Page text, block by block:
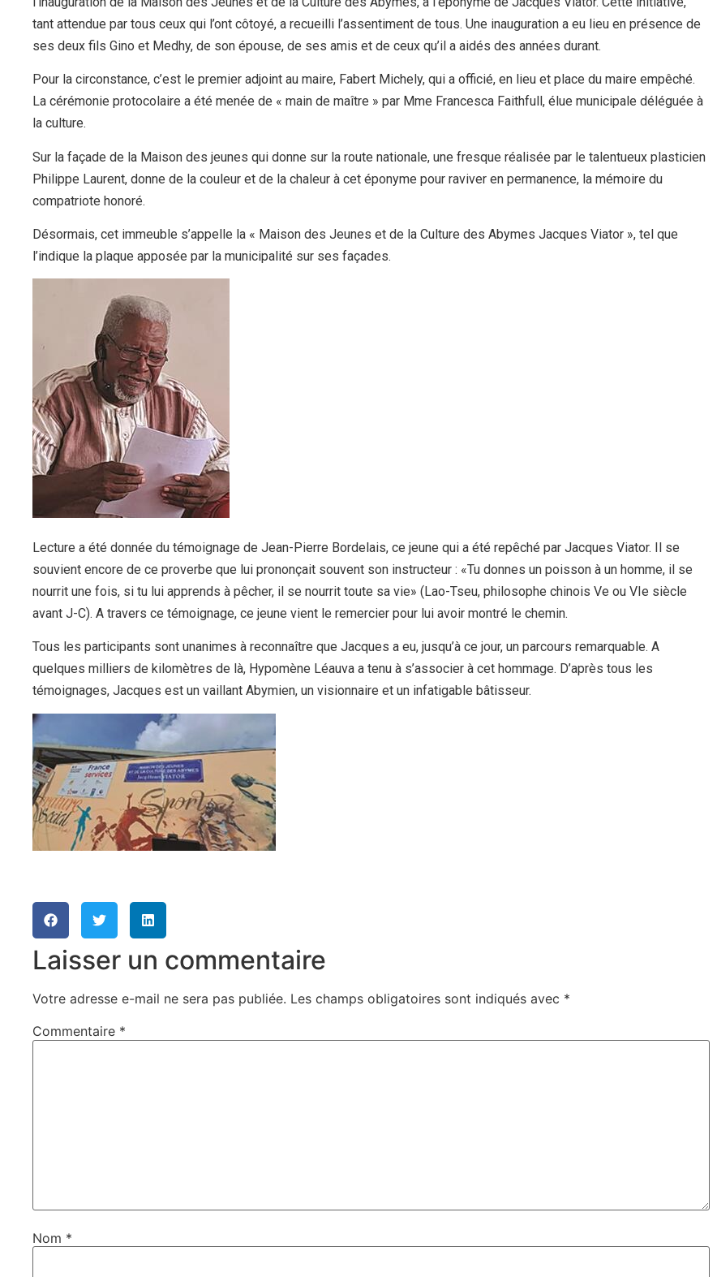
tant attendue par tous ceux qui l’ont côtoyé, a recueilli l’assentiment de tous. Une inauguration a eu lieu en présence de
ses deux fils Gino et Medhy, de son épouse, de ses amis et de ceux qu’il a aidés des années durant.
Pour la circonstance, c’est le premier adjoint au maire, Fabert Michely, qui a officié, en lieu et place du maire empêché.
La cérémonie protocolaire a été menée de « main de maître » par Mme Francesca Faithfull, élue municipale déléguée à
la culture.
Sur la façade de la Maison des jeunes qui donne sur la route nationale, une fresque réalisée par le talentueux plasticien
Philippe Laurent, donne de la couleur et de la chaleur à cet éponyme pour raviver en permanence, la mémoire du
compatriote honoré.
Désormais, cet immeuble s’appelle la « Maison des Jeunes et de la Culture des Abymes Jacques Viator », tel que
l’indique la plaque apposée par la municipalité sur ses façades.
Lecture a été donnée du témoignage de Jean-Pierre Bordelais, ce jeune qui a été repêché par Jacques Viator. Il se
souvient encore de ce proverbe que lui prononçait souvent son instructeur : «Tu donnes un poisson à un homme, il se
nourrit une fois, si tu lui apprends à pêcher, il se nourrit toute sa vie» (Lao-Tseu, philosophe chinois Ve ou VIe siècle
avant J-C). A travers ce témoignage, ce jeune vient le remercier pour lui avoir montré le chemin.
Tous les participants sont unanimes à reconnaître que Jacques a eu, jusqu’à ce jour, un parcours remarquable. A
quelques milliers de kilomètres de là, Hypomène Léauva a tenu à s’associer à cet hommage. D’après tous les
témoignages, Jacques est un vaillant Abymien, un visionnaire et un infatigable bâtisseur.
Laisser un commentaire
Votre adresse e-mail ne sera pas publiée. Les champs obligatoires sont indiqués avec *
Commentaire *
Nom *